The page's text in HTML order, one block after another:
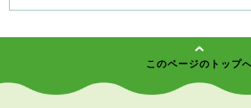
このページのトップへ